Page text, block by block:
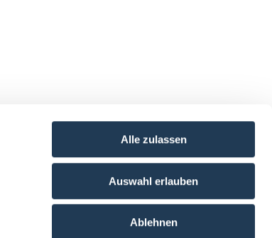
Alle zulassen
Auswahl erlauben
Ablehnen